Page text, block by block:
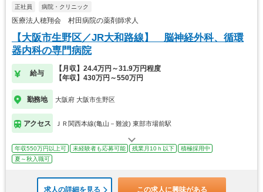
正社員 病院・クリニック
医療法人穂翔会 村田病院の薬剤師求人
【大阪市生野区／JR大和路線】 脳神経外科、循環
器内科の専門病院
給与
【月収】24.4万円～31.9万円程度
【年収】430万円～550万円
勤務地 大阪府 大阪市生野区
アクセス ＪＲ関西本線(亀山－難波) 東部市場前駅
年収550万円以上可 未経験者も応募可能 残業月10ｈ以下
積極採用中
夏～秋入職可
求人の詳細を見る この求人に興味がある